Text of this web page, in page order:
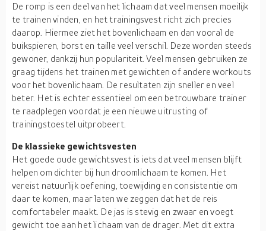
De romp is een deel van het lichaam dat veel mensen moeilijk
te trainen vinden, en het trainingsvest richt zich precies
daarop. Hiermee ziet het bovenlichaam en dan vooral de
buikspieren, borst en taille veel verschil. Deze worden steeds
gewoner, dankzij hun populariteit. Veel mensen gebruiken ze
graag tijdens het trainen met gewichten of andere workouts
voor het bovenlichaam. De resultaten zijn sneller en veel
beter. Het is echter essentieel om een betrouwbare trainer
te raadplegen voordat je een nieuwe uitrusting of
trainingstoestel uitprobeert.
De klassieke gewichtsvesten
Het goede oude gewichtsvest is iets dat veel mensen blijft
helpen om dichter bij hun droomlichaam te komen. Het
vereist natuurlijk oefening, toewijding en consistentie om
daar te komen, maar laten we zeggen dat het de reis
comfortabeler maakt. De jas is stevig en zwaar en voegt
gewicht toe aan het lichaam van de drager. Met dit extra